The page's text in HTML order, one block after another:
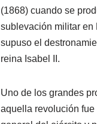
(1868) cuando se
sublevación militar en
supuso el
reina Isabel II.
Uno de los grandes
aquella revolución fue